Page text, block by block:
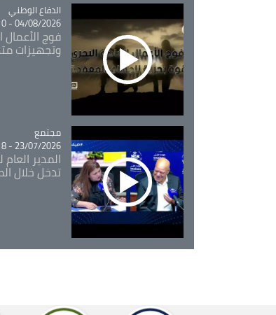
Catégorie
الدفاع الوطني
04/08/2026 - 12:10
فوج الأعمال
وتجهيزات
Catégorie
مجتمع
23/07/2026 - 10:18
تدخل خلال